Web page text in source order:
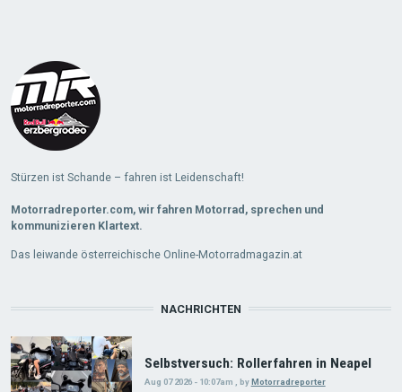
Stürzen ist Schande – fahren ist Leidenschaft!
Motorradreporter.com, wir fahren Motorrad, sprechen und
kommunizieren Klartext.
Das leiwande österreichische Online-Motorradmagazin.at
NACHRICHTEN
Selbstversuch: Rollerfahren in Neapel
Aug 07 2026 - 10:07am byMotorradreporter